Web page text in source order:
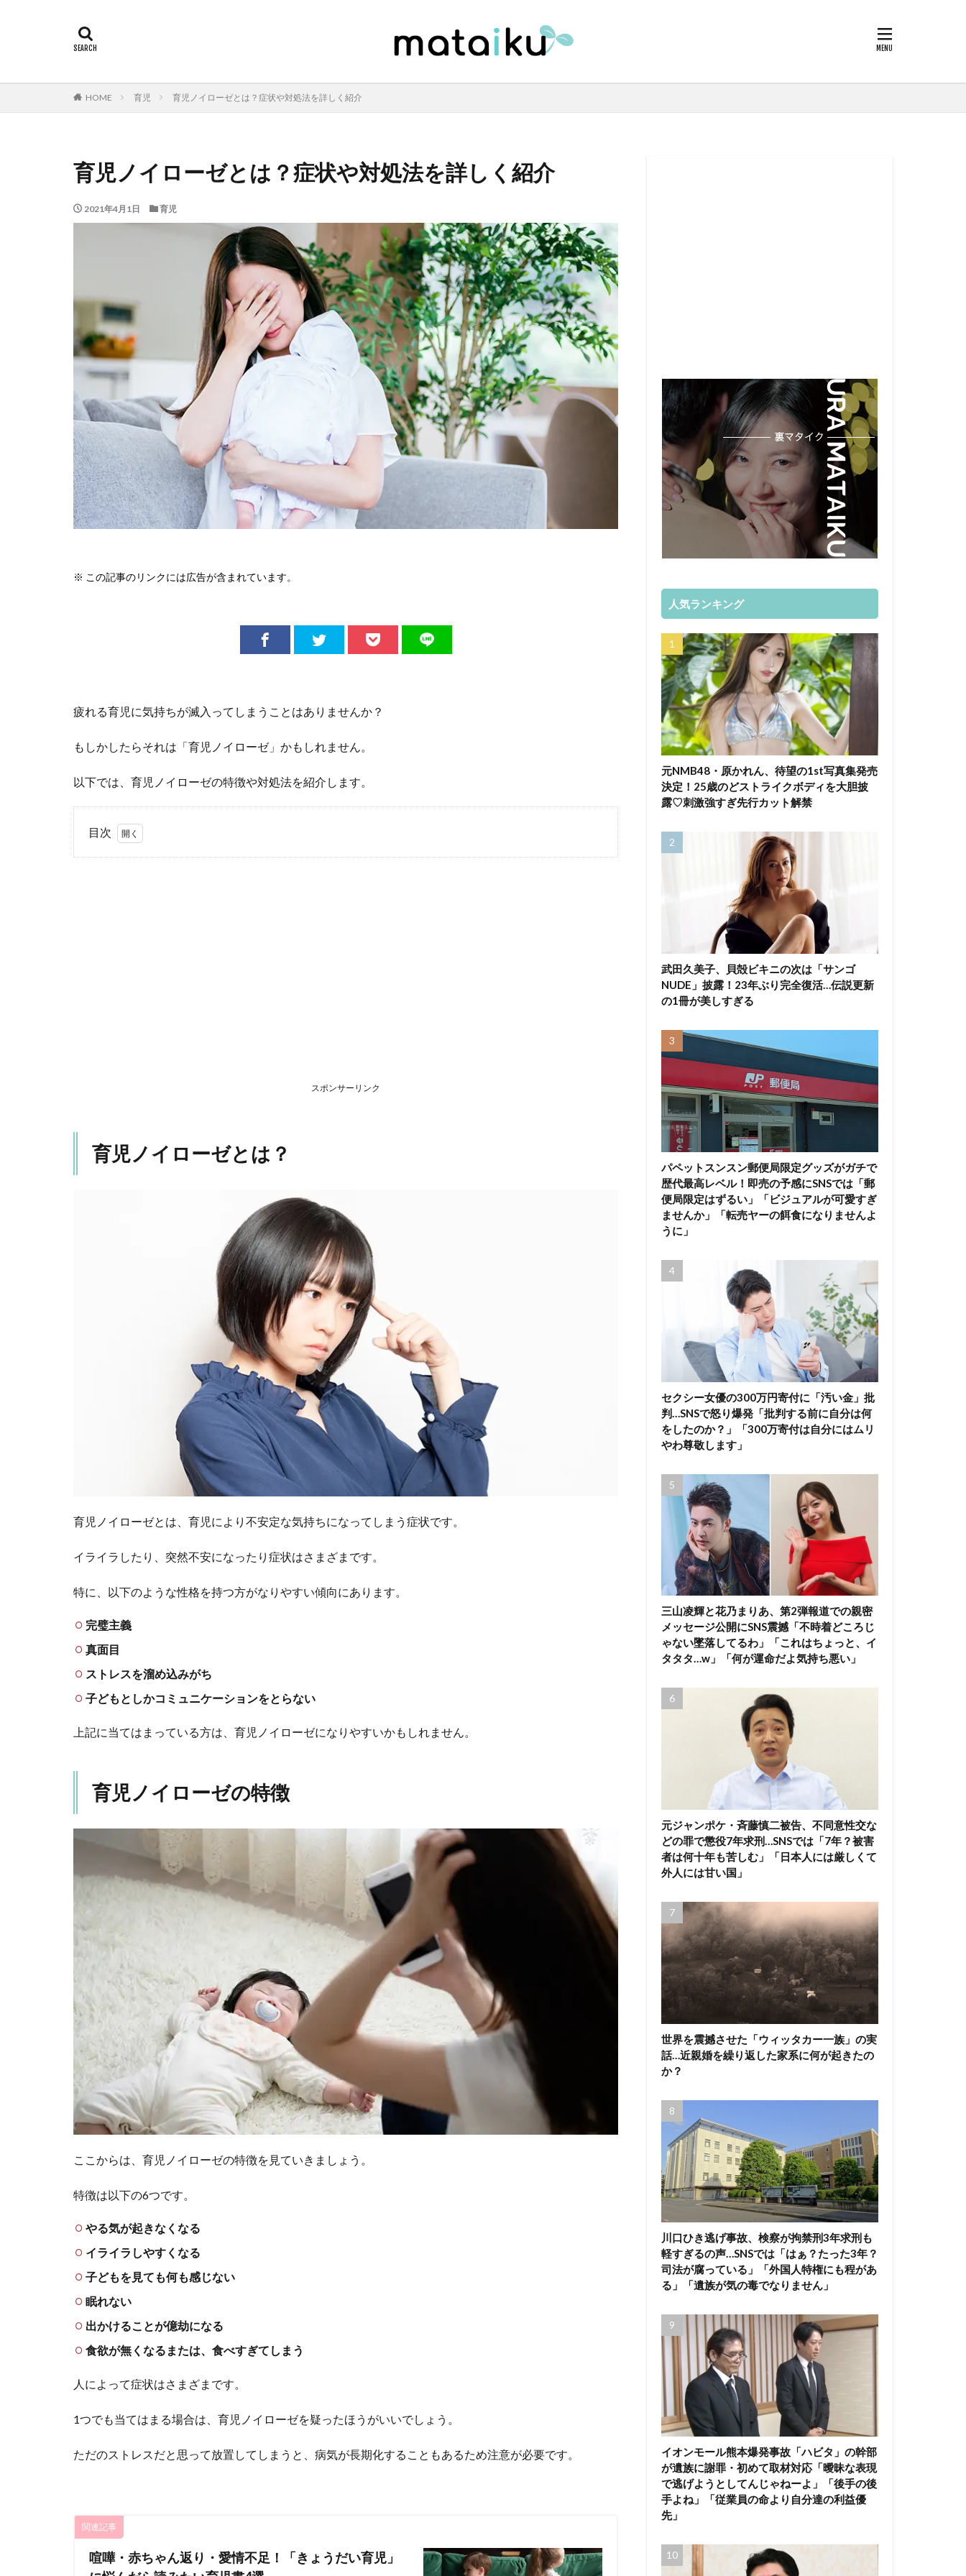
HOME 育児 育児ノイローゼとは？症状や対処法を詳しく紹介
育児ノイローゼとは？症状や対処法を詳しく紹介
2021年4月1日 育児
※ この記事のリンクには広告が含まれています。
疲れる育児に気持ちが滅入ってしまうことはありませんか？
もしかしたらそれは「育児ノイローゼ」かもしれません。
以下では、育児ノイローゼの特徴や対処法を紹介します。
目次
育
児
スポンサーリンク
育児ノイローゼとは？
育児ノイローゼとは、育児により不安定な気持ちになってしまう症状です。
イライラしたり、突然不安になったり症状はさまざまです。
特に、以下のような性格を持つ方がなりやすい傾向にあります。
完璧主義
真面目
ストレスを溜め込みがち
子どもとしかコミュニケーションをとらない
上記に当てはまっている方は、育児ノイローゼになりやすいかもしれません。
育児ノイローゼの特徴
ここからは、育児ノイローゼの特徴を見ていきましょう。
特徴は以下の6つです。
やる気が起きなくなる
イライラしやすくなる
子どもを見ても何も感じない
眠れない
出かけることが億劫になる
食欲が無くなるまたは、食べすぎてしまう
人によって症状はさまざまです。
1つでも当てはまる場合は、育児ノイローゼを疑ったほうがいいでしょう。
ただのストレスだと思って放置してしまうと、病気が長期化することもあるため注意が必要です。
関連記事
喧嘩・赤ちゃん返り・愛情不足！「きょうだい育児」
人気ランキング
元NMB48・原かれん、待望の1st写真集発売
決定！25歳のどストライクボディを大胆披
露♡刺激強すぎ先行カット解禁
武田久美子、貝殻ビキニの次は「サンゴ
NUDE」披露！23年ぶり完全復活…伝説更新
の1冊が美しすぎる
パペットスンスン郵便局限定グッズがガチで
歴代最高レベル！即売の予感にSNSでは「郵
便局限定はずるい」「ビジュアルが可愛すぎ
ませんか」「転売ヤーの餌食になりませんよ
うに」
セクシー女優の300万円寄付に「汚い金」批
判…SNSで怒り爆発「批判する前に自分は何
をしたのか？」「300万寄付は自分にはムリ
やわ尊敬します」
三山凌輝と花乃まりあ、第2弾報道での親密
メッセージ公開にSNS震撼「不時着どころじ
ゃない墜落してるわ」「これはちょっと、イ
タタタ…w」「何が運命だよ気持ち悪い」
元ジャンポケ・斉藤慎二被告、不同意性交な
どの罪で懲役7年求刑…SNSでは「7年？被害
者は何十年も苦しむ」「日本人には厳しくて
外人には甘い国」
世界を震撼させた「ウィッタカー一族」の実
話…近親婚を繰り返した家系に何が起きたの
か？
川口ひき逃げ事故、検察が拘禁刑3年求刑も
軽すぎるの声…SNSでは「はぁ？たった3年？
司法が腐っている」「外国人特権にも程があ
る」「遺族が気の毒でなりません」
イオンモール熊本爆発事故「ハビタ」の幹部
が遺族に謝罪・初めて取材対応「曖昧な表現
で逃げようとしてんじゃねーよ」「後手の後
手よね」「従業員の命より自分達の利益優
先」